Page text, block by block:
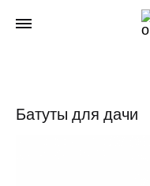
Батуты для дачи